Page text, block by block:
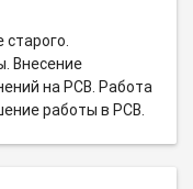
старого.
Внесение
на PCB. Работа
работы в PCB.